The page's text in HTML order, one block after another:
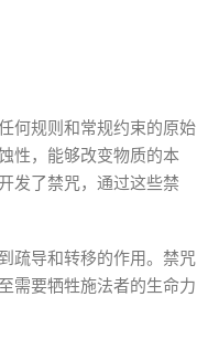
何规则和常规约束的原始
性，能够改变物质的本
发了禁咒，通过这些禁
疏导和转移的作用。禁咒
需要牺牲施法者的生命力